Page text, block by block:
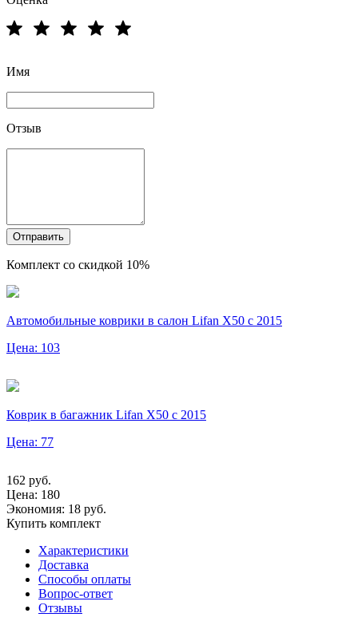
Имя
Отзыв
Отправить
Комплект со скидкой 10%
Автомобильные коврики в салон Lifan X50 с 2015
Цена: 103
Коврик в багажник Lifan X50 с 2015
Цена: 77
162 руб.
Цена: 180
Экономия: 18 руб.
Купить комплект
Характеристики
Доставка
Способы оплаты
Вопрос-ответ
Отзывы